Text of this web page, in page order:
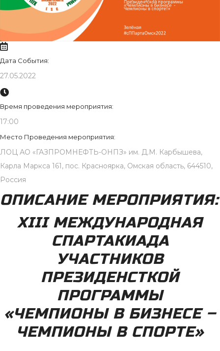
Дата События:
27.05.2022
Время проведения мероприятия:
17:00
Место Проведения мероприятия:
ЛОЦ АО «ГАЗПРОМНЕФТЬ-ОНПЗ» им. Д.М. Карбышева,
Карла Маркса 161, пос. Красноярка, Омская область, 644510,
Россия
ОПИСАНИЕ МЕРОПРИЯТИЯ:
XIII МЕЖДУНАРОДНАЯ
СПАРТАКИАДА
УЧАСТНИКОВ
ПРЕЗИДЕНСТКОЙ
ПРОГРАММЫ
«ЧЕМПИОНЫ В БИЗНЕСЕ –
ЧЕМПИОНЫ В СПОРТЕ»